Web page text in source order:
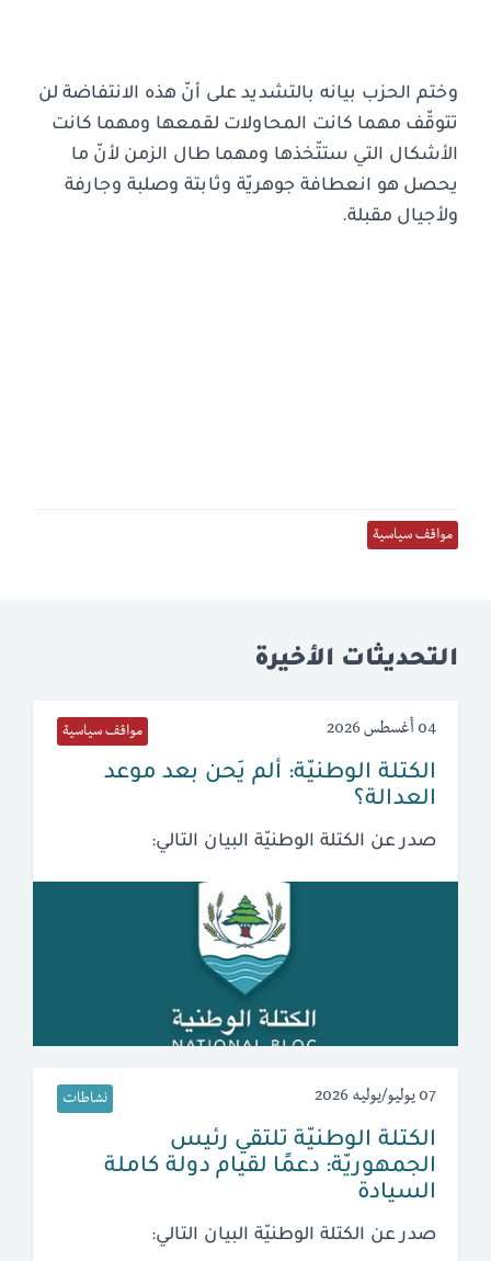
وختم الحزب بيانه بالتشديد على أنّ هذه الانتفاضة لن
تتوقّف مهما كانت المحاولات لقمعها ومهما كانت
الأشكال التي ستتّخذها ومهما طال الزمن لأنّ ما
يحصل هو انعطافة جوهريّة وثابتة وصلبة وجارفة
ولأجيال مقبلة.
مواقف سياسية
التحديثات الأخيرة
04 أغسطس 2026 مواقف سياسية
الكتلة الوطنيّة: ألم يَحن بعد موعد
العدالة؟
صدر عن الكتلة الوطنيّة البيان التالي:
07 يوليو/يوليه 2026 نشاطات
الكتلة الوطنيّة تلتقي رئيس
الجمهوريّة: دعمًا لقيام دولة كاملة
السيادة
صدر عن الكتلة الوطنيّة البيان التالي: